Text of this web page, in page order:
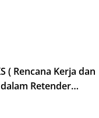
( Rencana Kerja dan
Retender